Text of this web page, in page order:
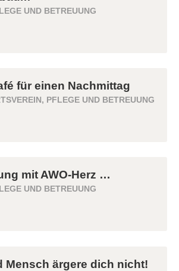
UND BETREUUNG
für einen Nachmittag
, PFLEGE UND BETREUUNG
mit AWO-Herz …
UND BETREUUNG
Mensch ärgere dich nicht!